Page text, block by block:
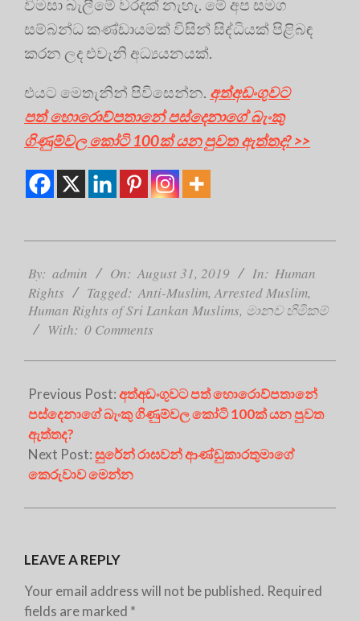
විමසා බැලීමේ වරදක් නැහැ. මේ අප සමග
සම්බන්ධ කණ්ඩායමක් විසින් සිද්ධියක් පිළිබඳ
කරන ලද එවැනි අධ්‍යයනයක්.
එයට මෙතැනින් පිවිසෙන්න. අත්අඩංගුවට
පත් හොරොව්පතානේ පස්දෙනාගේ බැංකු
ගිණුම්වල කෝටි 100ක් යන පුවත ඇත්තද? >>
08-
31
By: admin On: August 31, 2019 In: Human
Rights
Tagged: Anti-Muslim,Arrested Muslim,
Human Rights of Sri Lankan Muslims, මානව හිමිකම්
With: 0 Comments
Previous Post:අත්අඩංගුවට පත් හොරොව්පතානේ
පස්දෙනාගේ බැංකු ගිණුම්වල කෝටි 100ක් යන පුවත
ඇත්තද?
Next Post:සුරේන් රාඝවන් ආණ්ඩුකාරතුමාගේ
කෙරුවාව මෙන්න
LEAVE A REPLY
Your email address will not be published. Required
fields are marked *